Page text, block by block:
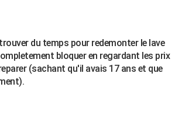
du temps pour redemonter le lave
bloquer en regardant les prix
(sachant qu'il avais 17 ans et que